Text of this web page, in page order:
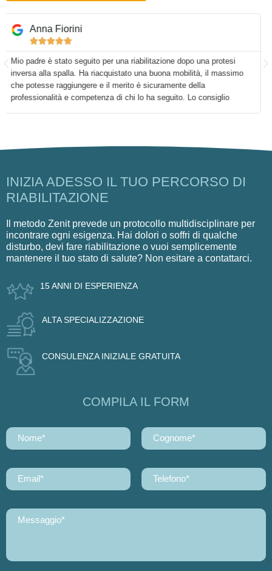
Diego Chiari

Personale gentilissimo e preparatissimo
INIZIA ADESSO IL TUO PERCORSO DI
RIABILITAZIONE
Il metodo Zenit prevede un protocollo multidisciplinare per
incontrare ogni esigenza. Hai dolori o soffri di qualche
disturbo, devi fare riabilitazione o vuoi semplicemente
mantenere il tuo stato di salute? Non esitare a contattarci.
15 ANNI DI ESPERIENZA
ALTA SPECIALIZZAZIONE
CONSULENZA INIZIALE GRATUITA
COMPILA IL FORM